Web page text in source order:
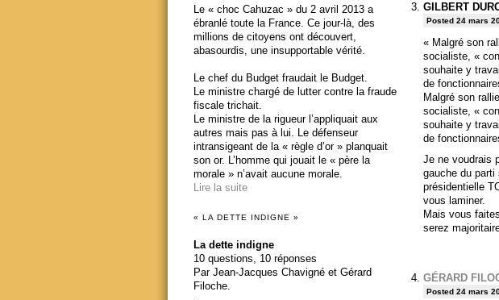
GILBERT
Posted 24 mars
« Malgré son
socialiste, «
souhaite y
de
Malgré son
socialiste, «
souhaite y
de
Je ne voudrais
gauche du
présidentielle
vous laminer.
Mais vous
serez
GÉRARD
Posted 24 mars
Le « choc Cahuzac » du 2 avril 2013 a
ébranlé toute la France. Ce jour-là, des
millions de citoyens ont découvert,
abasourdis, une insupportable vérité.
Le chef du Budget fraudait le Budget.
Le ministre chargé de lutter contre la fraude
fiscale trichait.
Le ministre de la rigueur l’appliquait aux
autres mais pas à lui. Le défenseur
intransigeant de la « règle d’or » planquait
son or. L’homme qui jouait le « père la
morale » n’avait aucune morale.
Lire la suite
« LA DETTE INDIGNE »
La dette indigne
10 questions, 10 réponses
Par Jean-Jacques Chavigné et Gérard
Filoche.